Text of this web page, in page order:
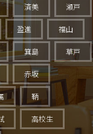
済美 瀬戸
盈進 福山
箕島 草戸
赤坂
鞆
高校生